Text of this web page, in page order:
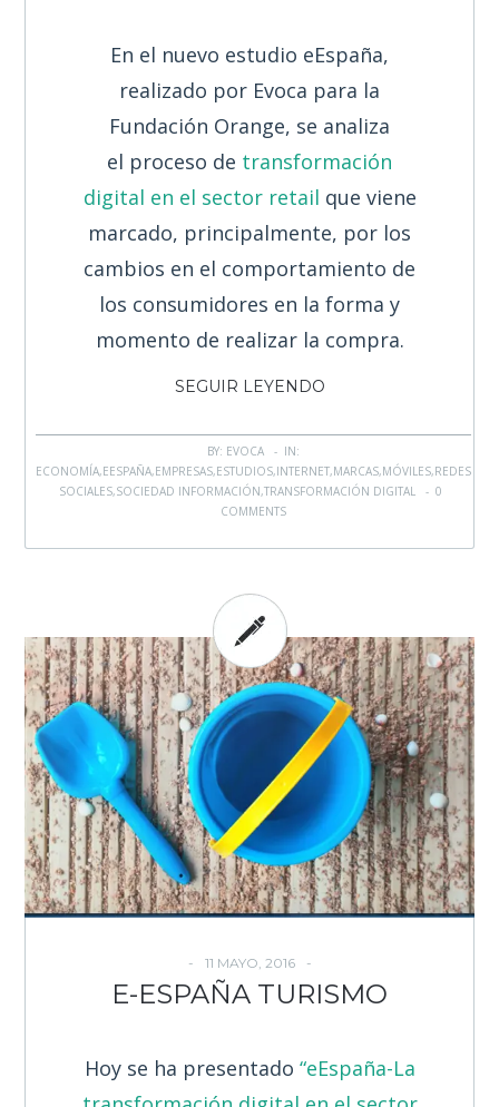
En el nuevo estudio eEspaña,
realizado por Evoca para la
Fundación Orange, se analiza
el proceso de transformación
digital en el sector retail que viene
marcado, principalmente, por los
cambios en el comportamiento de
los consumidores en la forma y
momento de realizar la compra.
SEGUIR LEYENDO
BY: EVOCA - IN:
ECONOMÍA,EESPAÑA,EMPRESAS,ESTUDIOS,INTERNET,MARCAS,MÓVILES,REDES
SOCIALES,SOCIEDAD INFORMACIÓN,TRANSFORMACIÓN DIGITAL- 0
COMMENTS
11 MAYO, 2016
E-ESPAÑA TURISMO
Hoy se ha presentado “eEspaña-La